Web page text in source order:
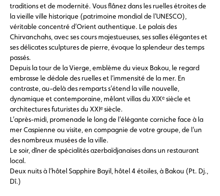
traditions et de modernité. Vous flânez dans les ruelles étroites de
la vieille ville historique (patrimoine mondial de l’UNESCO),
véritable concentré d’Orient authentique. Le palais des
Chirvanchahs, avec ses cours majestueuses, ses salles élégantes et
ses délicates sculptures de pierre, évoque la splendeur des temps
passés.
Depuis la tour de la Vierge, emblème du vieux Bakou, le regard
embrasse le dédale des ruelles et l’immensité de la mer. En
contraste, au-delà des remparts s’étend la ville nouvelle,
dynamique et contemporaine, mêlant villas du XIXᵉ siècle et
architectures futuristes du XXIᵉ siècle.
L’après-midi, promenade le long de l’élégante corniche face à la
mer Caspienne ou visite, en compagnie de votre groupe, de l’un
des nombreux musées de la ville.
Le soir, dîner de spécialités azerbaïdjanaises dans un restaurant
local.
Deux nuits à l’hôtel Sapphire Bayil, hôtel 4 étoiles, à Bakou (Pt. Dj.,
Dî.)